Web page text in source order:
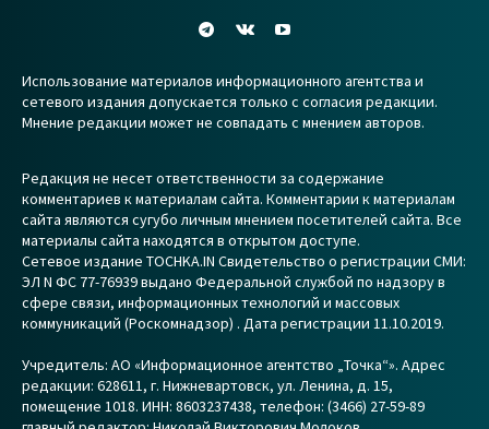
Использование материалов информационного агентства и
сетевого издания допускается только с согласия редакции.
Мнение редакции может не совпадать с мнением авторов.
Редакция не несет ответственности за содержание
комментариев к материалам сайта. Комментарии к материалам
сайта являются сугубо личным мнением посетителей сайта. Все
материалы сайта находятся в открытом доступе.
Сетевое издание TOCHKA.IN Свидетельство о регистрации СМИ:
ЭЛ N ФС 77-76939 выдано Федеральной службой по надзору в
сфере связи, информационных технологий и массовых
коммуникаций (Роскомнадзор) . Дата регистрации 11.10.2019.
Учредитель: АО «Информационное агентство „Точка“». Адрес
редакции: 628611, г. Нижневартовск, ул. Ленина, д. 15,
помещение 1018. ИНН: 8603237438, телефон: (3466) 27-59-89